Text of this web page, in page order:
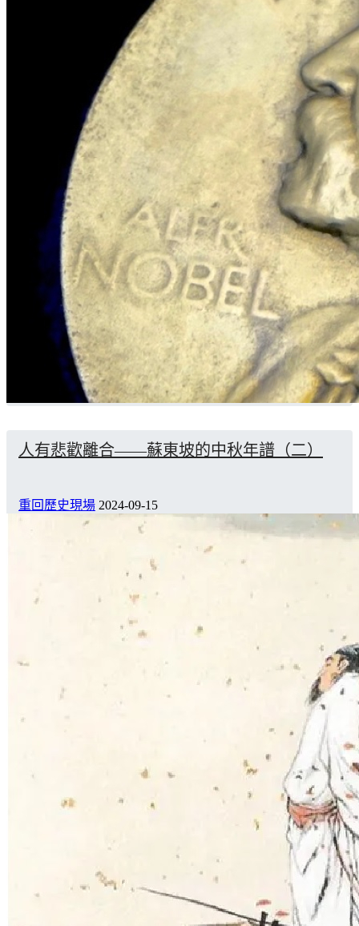
人有悲歡離合——蘇東坡的中秋年譜（二）
重回歷史現場 2024-09-15